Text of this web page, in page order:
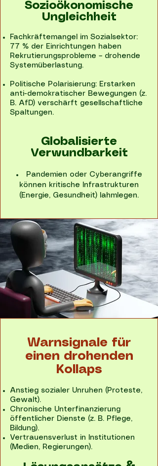
Sozioökonomische
Ungleichheit
Fachkräftemangel im Sozialsektor:
77 % der Einrichtungen haben
Rekrutierungsprobleme – drohende
Systemüberlastung.
Politische Polarisierung: Erstarken
anti-demokratischer Bewegungen (z.
B. AfD) verschärft gesellschaftliche
Spaltungen.
Globalisierte
Verwundbarkeit
Pandemien oder Cyberangriffe
können kritische Infrastrukturen
(Energie, Gesundheit) lahmlegen.
Warnsignale für
einen drohenden
Kollaps
Anstieg sozialer Unruhen (Proteste,
Gewalt).
Chronische Unterfinanzierung
öffentlicher Dienste (z. B. Pflege,
Bildung).
Vertrauensverlust in Institutionen
(Medien, Regierungen).